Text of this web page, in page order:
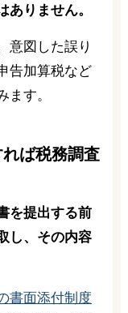
りません。
意図した誤り
告加算税など
す。
ば税務調査
を提出する前
し、その内容
書面添付制度